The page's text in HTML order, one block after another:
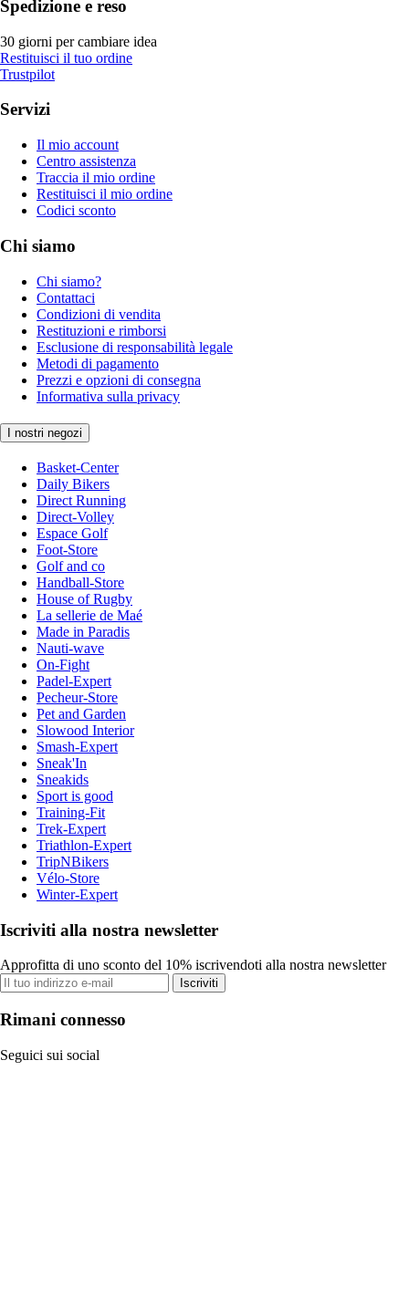
Spedizione e reso
30 giorni per cambiare idea
Restituisci il tuo ordine
Trustpilot
Servizi
Il mio account
Centro assistenza
Traccia il mio ordine
Restituisci il mio ordine
Codici sconto
Chi siamo
Chi siamo?
Contattaci
Condizioni di vendita
Restituzioni e rimborsi
Esclusione di responsabilità legale
Metodi di pagamento
Prezzi e opzioni di consegna
Informativa sulla privacy
I nostri negozi
Basket-Center
Daily Bikers
Direct Running
Direct-Volley
Espace Golf
Foot-Store
Golf and co
Handball-Store
House of Rugby
La sellerie de Maé
Made in Paradis
Nauti-wave
On-Fight
Padel-Expert
Pecheur-Store
Pet and Garden
Slowood Interior
Smash-Expert
Sneak'In
Sneakids
Sport is good
Training-Fit
Trek-Expert
Triathlon-Expert
TripNBikers
Vélo-Store
Winter-Expert
Iscriviti alla nostra newsletter
Approfitta di uno sconto del 10% iscrivendoti alla nostra newsletter
Iscriviti
Rimani connesso
Seguici sui social